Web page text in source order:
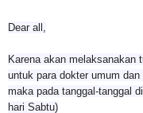
Dear all,
Karena akan melaksanakan
untuk para dokter umum
maka pada tanggal-tanggal
hari Sabtu)